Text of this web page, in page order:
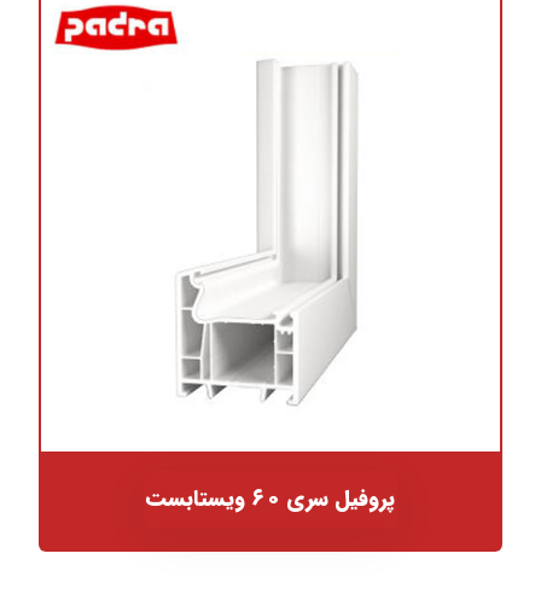
پروفیل سری ۶۰ ویستابست